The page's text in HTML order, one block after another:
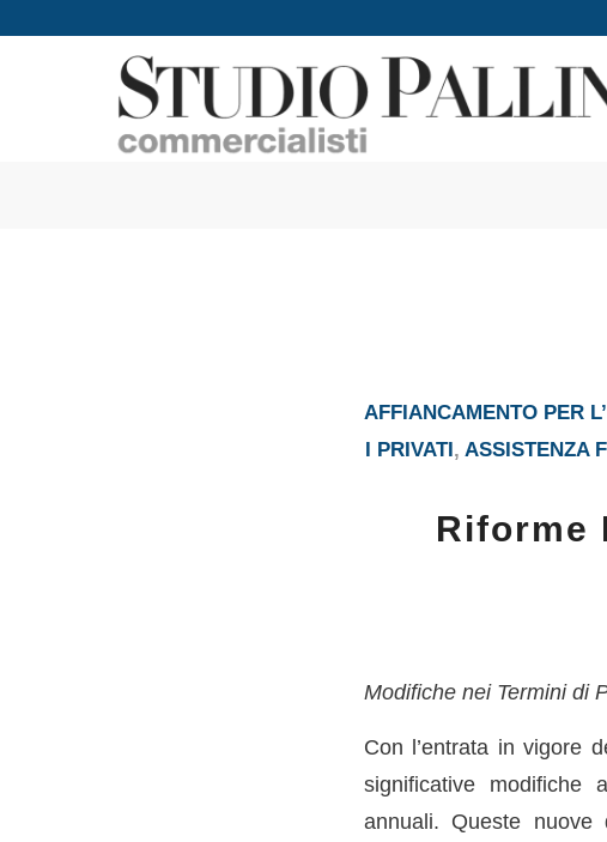
AFFIANCAMENTO PER
I PRIVATI, ASSISTENZA
Riforme
Modifiche nei Termini di
Con l’entrata in vigore
significative modifiche
annuali. Queste nuove